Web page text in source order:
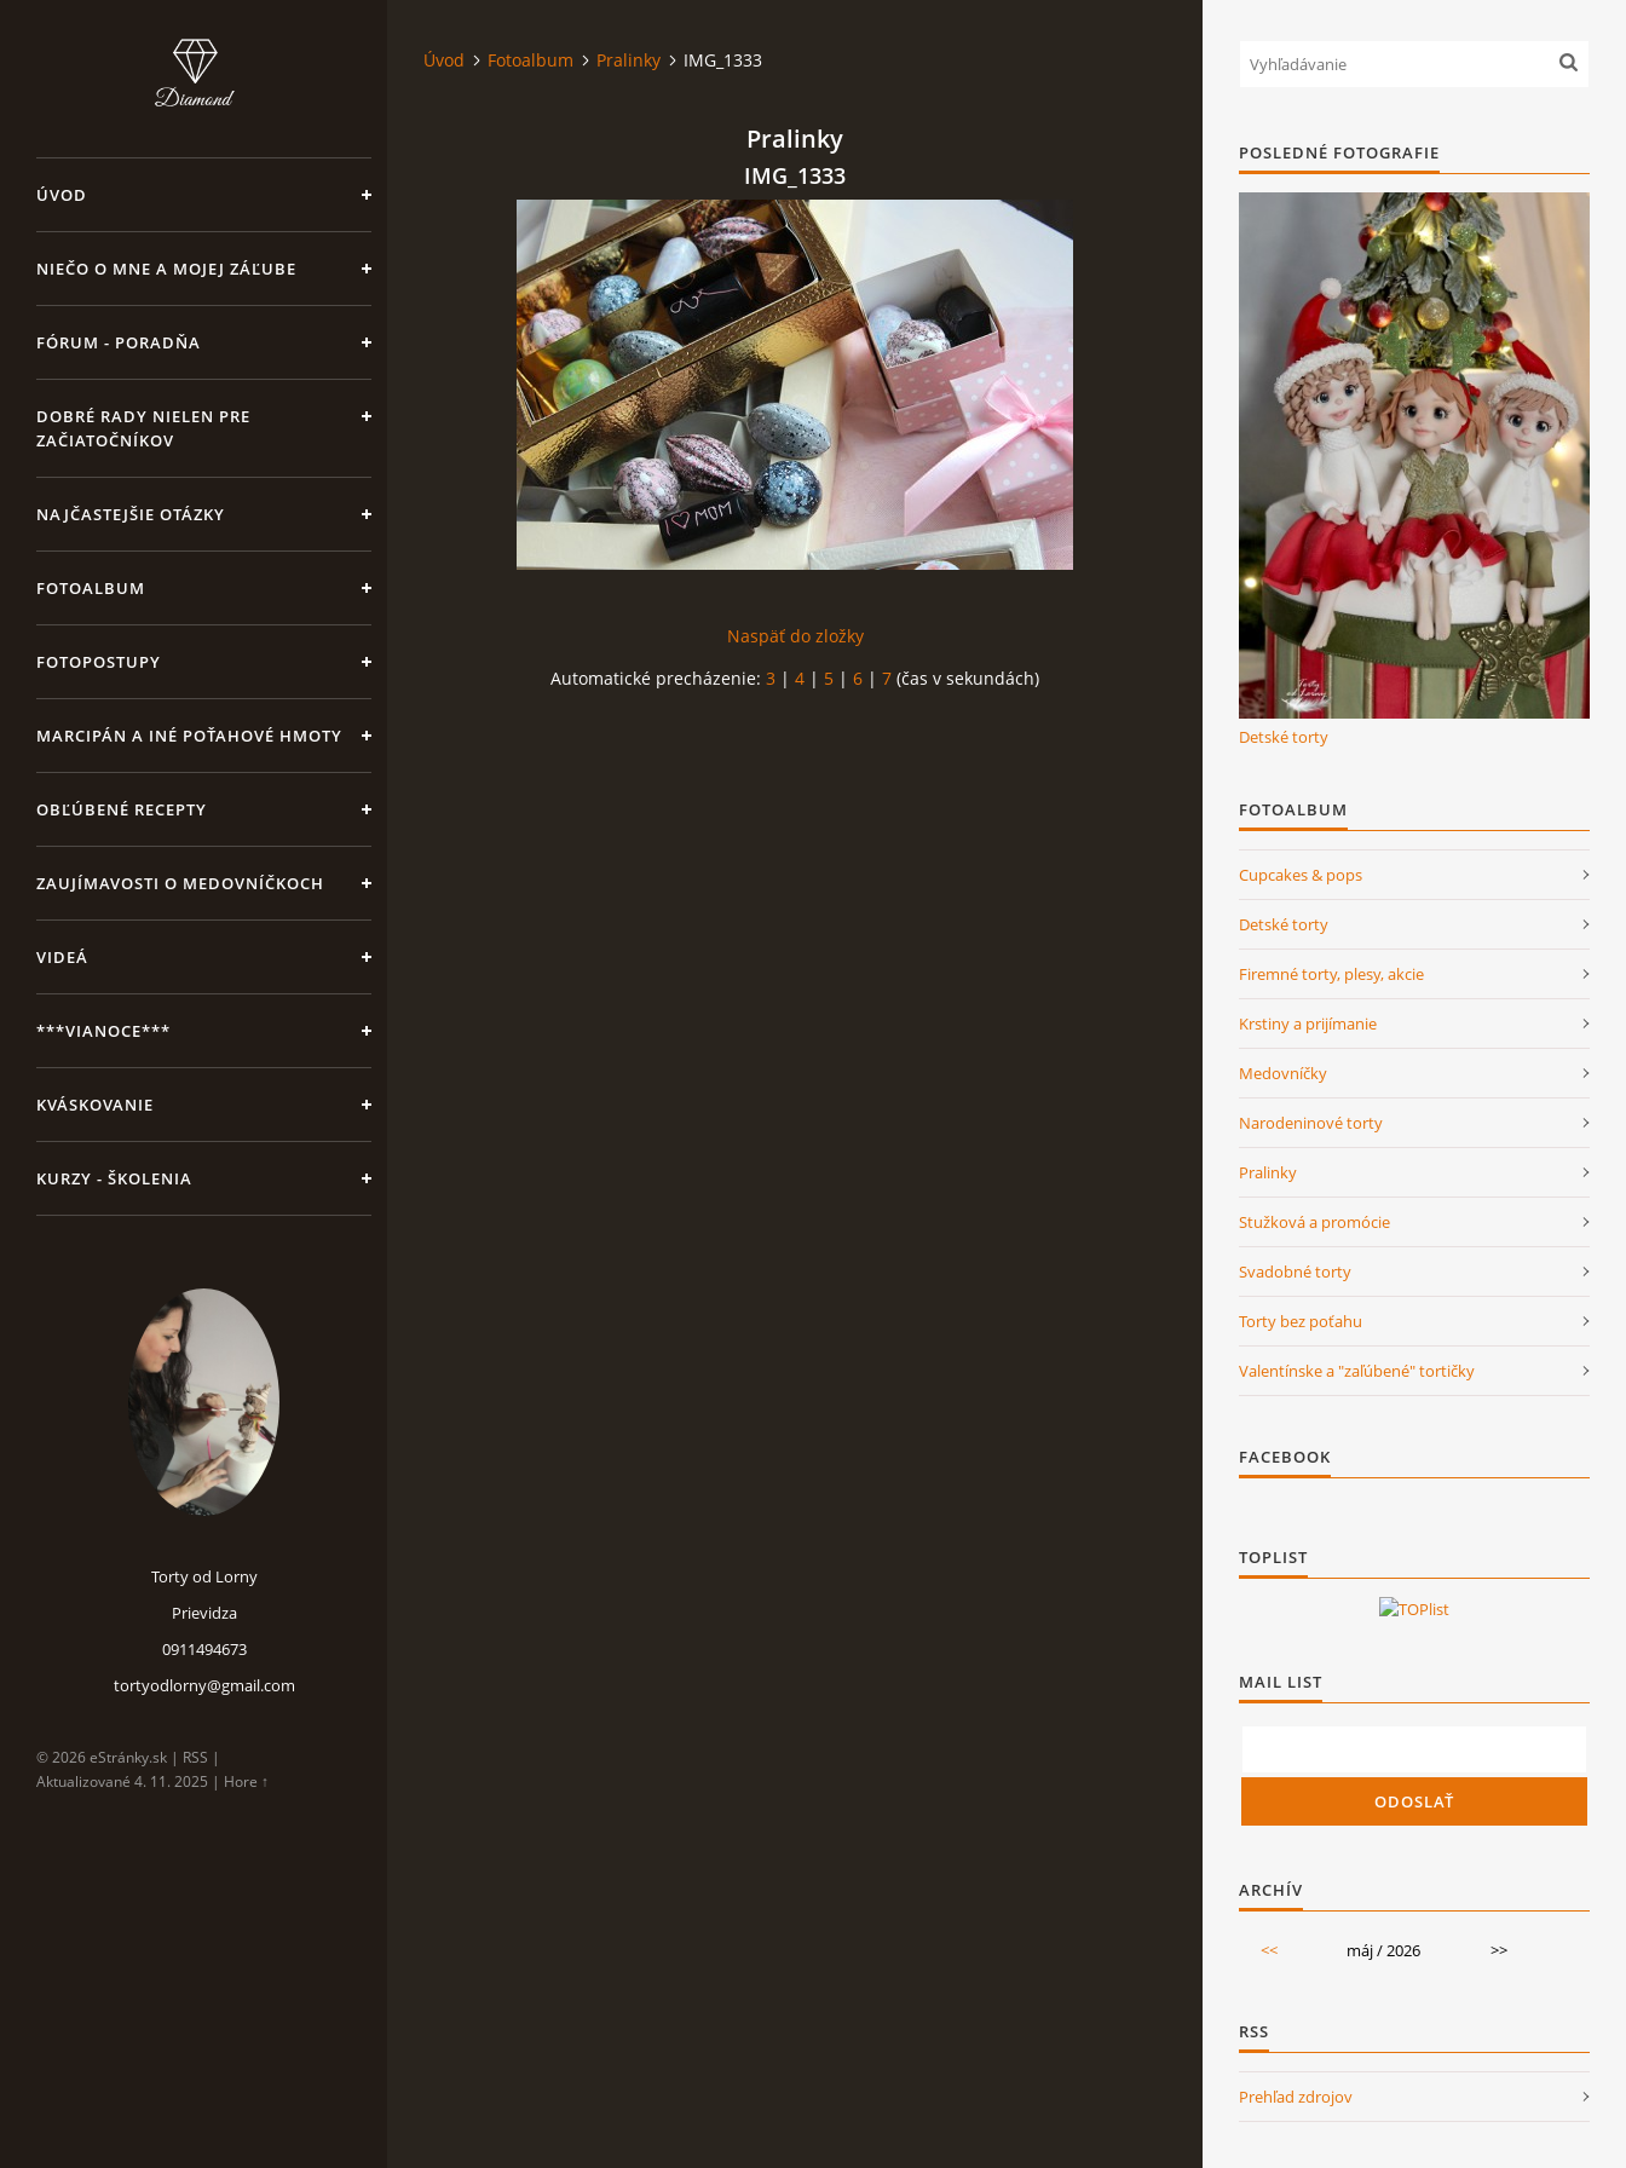
ÚVOD
NIEČO O MNE A MOJEJ ZÁĽUBE
FÓRUM - PORADŇA
DOBRÉ RADY NIELEN PRE
ZAČIATOČNÍKOV
NAJČASTEJŠIE OTÁZKY
FOTOALBUM
FOTOPOSTUPY
MARCIPÁN A INÉ POŤAHOVÉ HMOTY
OBĽÚBENÉ RECEPTY
ZAUJÍMAVOSTI O MEDOVNÍČKOCH
VIDEÁ
***VIANOCE***
KVÁSKOVANIE
KURZY - ŠKOLENIA
Torty od Lorny
Prievidza
0911494673
tortyodlorny@gmail.com
© 2026 eStránky.sk | RSS |
Aktualizované 4. 11. 2025 | Hore ↑
Úvod Fotoalbum Pralinky IMG_1333
Pralinky
IMG_1333
Naspäť do zložky
Automatické precházenie: 3 | 4 | 5 | 6 | 7 (čas v sekundách)
POSLEDNÉ FOTOGRAFIE
Detské torty
FOTOALBUM
Cupcakes & pops
Detské torty
Firemné torty, plesy, akcie
Krstiny a prijímanie
Medovníčky
Narodeninové torty
Pralinky
Stužková a promócie
Svadobné torty
Torty bez poťahu
Valentínske a "zaľúbené" tortičky
FACEBOOK
TOPLIST
MAIL LIST
ARCHÍV
<< máj / 2026 >>
RSS
Prehľad zdrojov